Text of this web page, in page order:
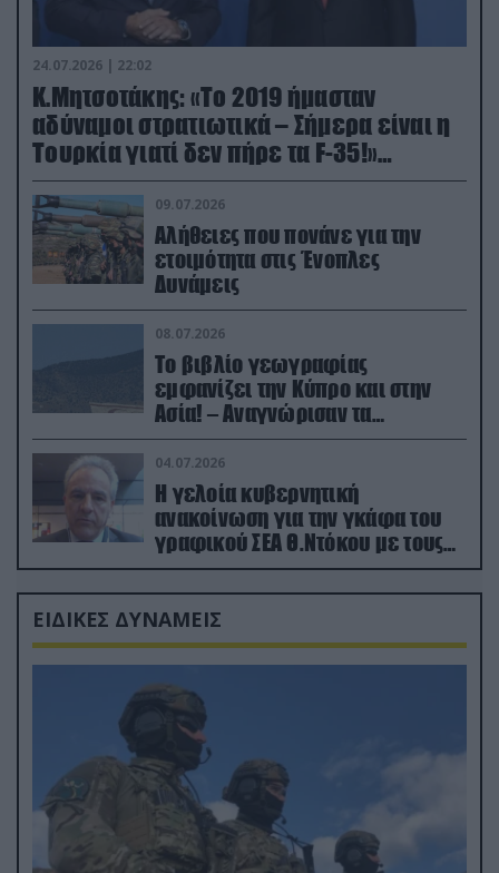
24.07.2026 | 22:02
Κ.Μητσοτάκης: «Το 2019 ήμασταν
αδύναμοι στρατιωτικά – Σήμερα είναι η
Τουρκία γιατί δεν πήρε τα F-35!»
(βίντεο)
09.07.2026
Αλήθειες που πονάνε για την
ετοιμότητα στις Ένοπλες
Δυνάμεις
08.07.2026
Το βιβλίο γεωγραφίας
εμφανίζει την Κύπρο και στην
Ασία! – Αναγνώρισαν τα
κατεχόμενα; (φωτο)
04.07.2026
Η γελοία κυβερνητική
ανακοίνωση για την γκάφα του
γραφικού ΣΕΑ Θ.Ντόκου με τους
Ρώσους φαρσέρ
ΕΙΔΙΚΕΣ ΔΥΝΑΜΕΙΣ